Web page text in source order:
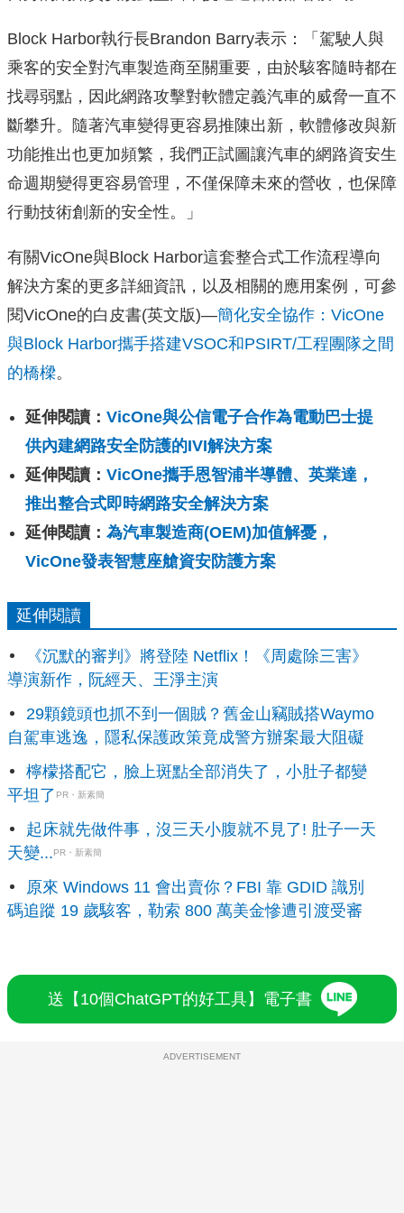
Block Harbor執行長Brandon Barry表示：「駕駛人與
乘客的安全對汽車製造商至關重要，由於駭客隨時都在
找尋弱點，因此網路攻擊對軟體定義汽車的威脅一直不
斷攀升。隨著汽車變得更容易推陳出新，軟體修改與新
功能推出也更加頻繁，我們正試圖讓汽車的網路資安生
命週期變得更容易管理，不僅保障未來的營收，也保障
行動技術創新的安全性。」
有關VicOne與Block Harbor這套整合式工作流程導向
解決方案的更多詳細資訊，以及相關的應用案例，可參
閱VicOne的白皮書(英文版)—簡化安全協作：VicOne
與Block Harbor攜手搭建VSOC和PSIRT/工程團隊之間
的橋樑。
延伸閱讀： VicOne與公信電子合作為電動巴士提
供內建網路安全防護的IVI解決方案
延伸閱讀： VicOne攜手恩智浦半導體、英業達，
推出整合式即時網路安全解決方案
延伸閱讀： 為汽車製造商(OEM)加值解憂，
VicOne發表智慧座艙資安防護方案
延伸閱讀
《沉默的審判》將登陸 Netflix！《周處除三害》
導演新作，阮經天、王淨主演
29顆鏡頭也抓不到一個賊？舊金山竊賊搭Waymo
自駕車逃逸，隱私保護政策竟成警方辦案最大阻礙
檸檬搭配它，臉上斑點全部消失了，小肚子都變
平坦了 PR・新素簡
起床就先做件事，沒三天小腹就不見了! 肚子一天
天變...PR・新素簡
原來 Windows 11 會出賣你？FBI 靠 GDID 識別
碼追蹤 19 歲駭客，勒索 800 萬美金慘遭引渡受審
送【10個ChatGPT的好工具】電子書
ADVERTISEMENT